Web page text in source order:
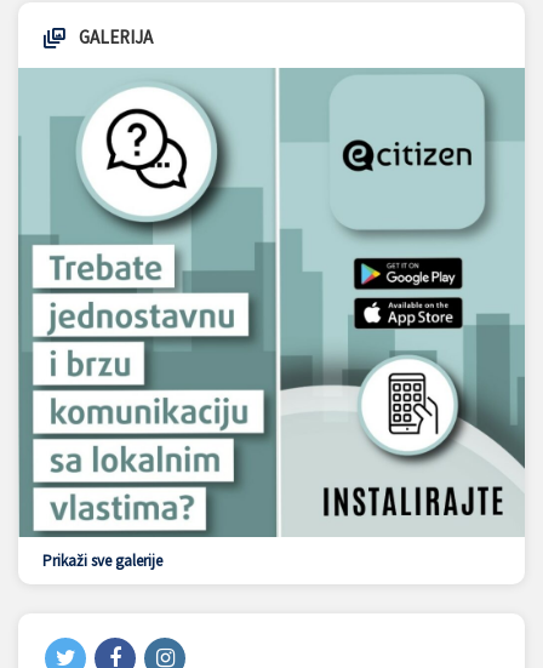
GALERIJA
Prikaži sve galerije